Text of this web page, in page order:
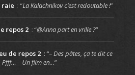
raie : “La Kalachnikov c’est redoutable !”
repos 2 : “@Anna part en vrille ?”
de repos 2 : “– Des pâtes, ça te dit ce
Pfff… – Un film en…”